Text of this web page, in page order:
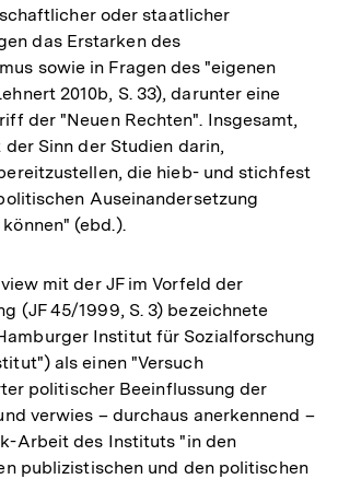
oder staatlicher
das Erstarken des
sowie in Fragen des "eigenen
2010b, S. 33), darunter eine
der "Neuen Rechten". Insgesamt,
Sinn der Studien darin,
die hieb- und stichfest
Auseinandersetzung
(ebd.).
mit der JF im Vorfeld der
(JF 45/1999, S. 3) bezeichnete
Institut für Sozialforschung
als einen "Versuch
politischer Beeinflussung der
verwies – durchaus anerkennend –
Arbeit des Instituts "in den
publizistischen und den politischen